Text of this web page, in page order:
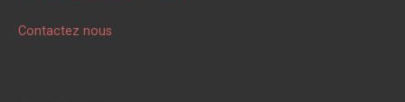
Contactez nous